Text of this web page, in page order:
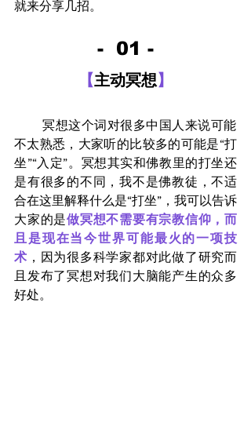
就来分享几招。
- 01 -
【主动冥想】
        冥想这个词对很多中国人来说可能
不太熟悉，大家听的比较多的可能是“打
坐”“入定”。冥想其实和佛教里的打坐还
是有很多的不同，我不是佛教徒，不适
合在这里解释什么是“打坐”，我可以告诉
大家的是做冥想不需要有宗教信仰，而
且是现在当今世界可能最火的一项技
术 ，因为很多科学家都对此做了研究而
且发布了冥想对我们大脑能产生的众多
好处。